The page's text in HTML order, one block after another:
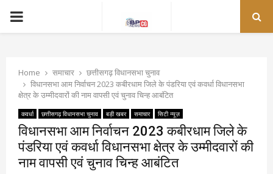
PRIMARY
Home समाचार
छत्तीसगढ़ विधानसभा चुनाव
विधानसभा आम निर्वाचन 2023 कबीरधाम जिले के पंडरिया एवं कवर्धा विधानसभा
क्षेत्र के उम्मीदवारों की नाम वापसी एवं चुनाव चिन्ह आबंटित
कवर्धा छत्तीसगढ़ विधानसभा चुनाव बड़ी खबर समाचार सिटी न्यूज़
विधानसभा आम निर्वाचन 2023 कबीरधाम जिले के
पंडरिया एवं कवर्धा विधानसभा क्षेत्र के उम्मीदवारों की
नाम वापसी एवं चुनाव चिन्ह आबंटित